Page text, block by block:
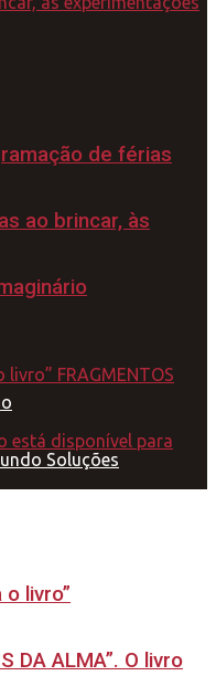
de férias
ao brincar, às
livro”
DA ALMA”. O livro
Soluções